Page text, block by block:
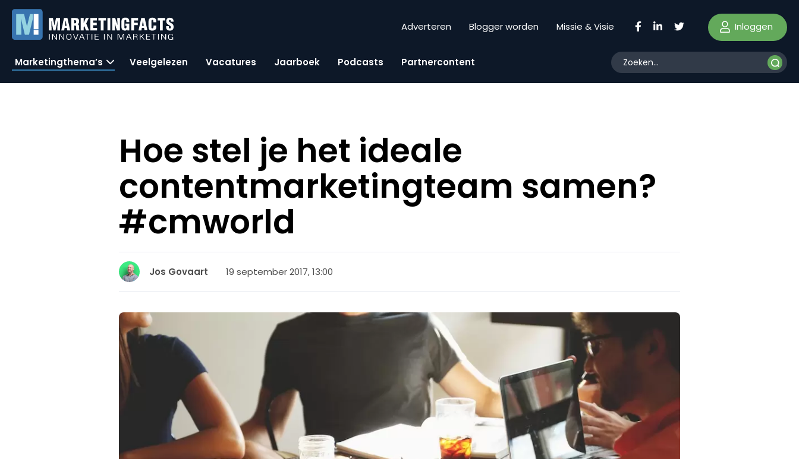
Adverteren Blogger worden Missie & Visie Inloggen
Marketingthema’s Veelgelezen Vacatures Jaarboek Podcasts Partnercontent
Hoe stel je het ideale
contentmarketingteam samen?
#cmworld
Jos Govaart 19 september 2017, 13:00